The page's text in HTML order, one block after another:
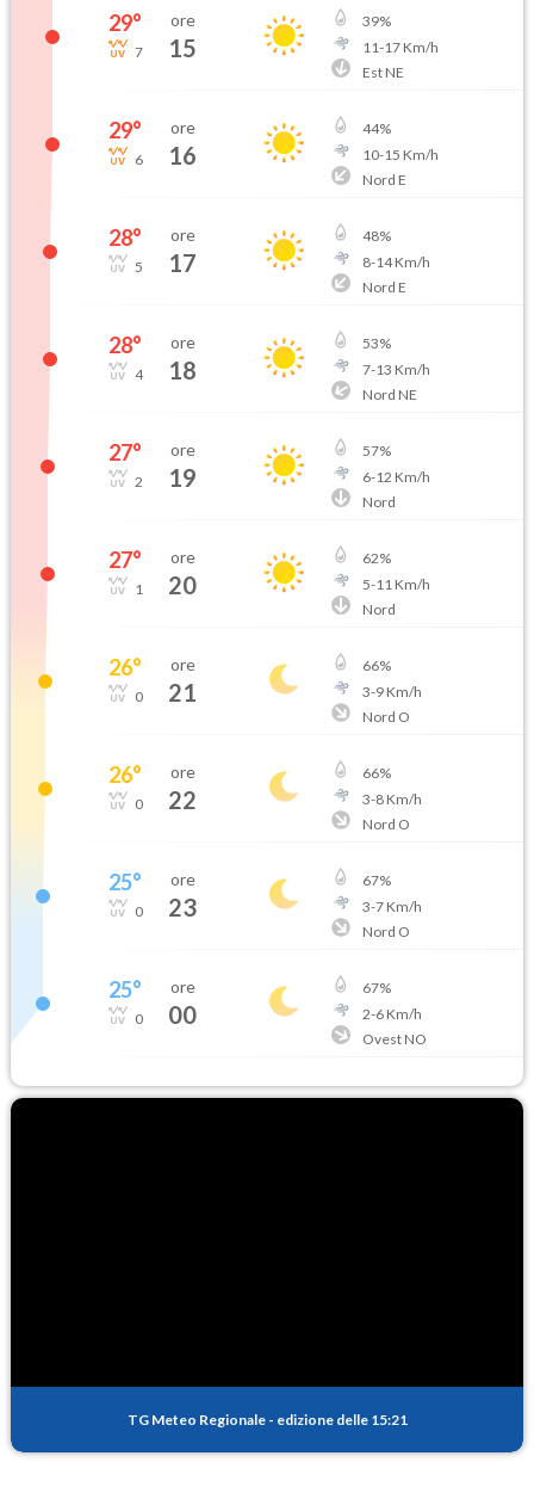
29°
7
ore
15
39%
11-17Km/h
Est NE
29°
6
ore
16
44%
10-15 Km/h
Nord E
28°
5
ore
17
48%
8-14Km/h
Nord E
28°
4
ore
18
53%
7-13 Km/h
Nord NE
27°
2
ore
19
57%
6-12 Km/h
Nord
27°
1
ore
20
62%
5-11 Km/h
Nord
26°
0
ore
21
66%
3-9Km/h
Nord O
26°
0
ore
22
66%
3-8Km/h
Nord O
25°
0
ore
23
67%
3-7Km/h
Nord O
25°
0
ore
00
67%
2-6Km/h
Ovest NO
TG Meteo Regionale - edizione delle 15:21